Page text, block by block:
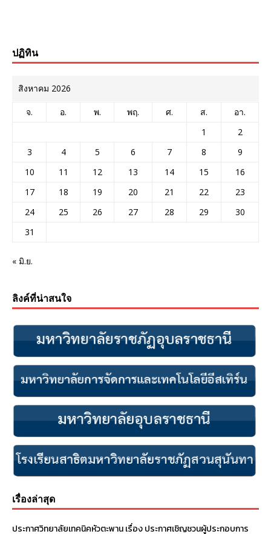
ปฏิทิน
สิงหาคม 2026
จ. อ. พ. พฤ. ศ. ส.
อา.
1
2
3
4 5 6 7 8
9
10
11 12 13 14 15
16
17
18 19 20 21 22
23
24
25 26 27 28 29
30
31
« มิ.ย.
ลิงค์ที่น่าสนใจ
เรื่องล่าสุด
ประกาศวิทยาลัยเทคนิคหัวตะพาน เรื่อง ประกาศเชิญชวนผู้ประกอบการ